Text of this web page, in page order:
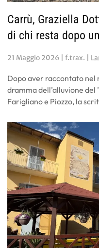
Carrù, Graziella
di chi resta dopo
21 Maggio 2026 | f.trax. |
Dopo aver raccontato nel
dramma dell’alluvione del
Farigliano e Piozzo, la